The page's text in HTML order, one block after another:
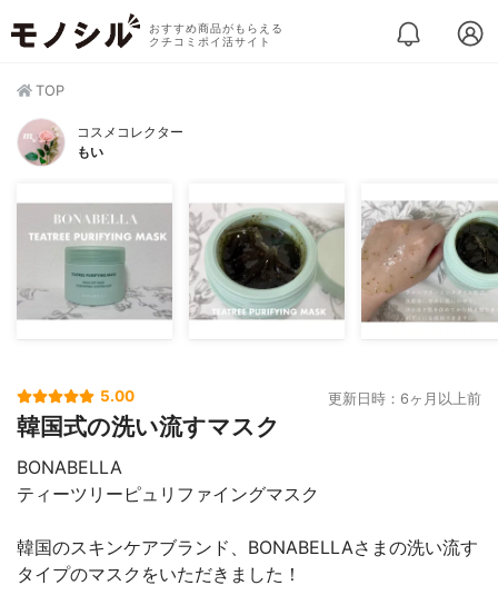
おすすめ商品がもらえる
クチコミポイ活サイト
TOP
コスメコレクター
もい
5.00 更新日時：6ヶ月以上前
韓国式の洗い流すマスク
BONABELLA
ティーツリーピュリファイングマスク
韓国のスキンケアブランド、BONABELLAさまの洗い流す
タイプのマスクをいただきました！